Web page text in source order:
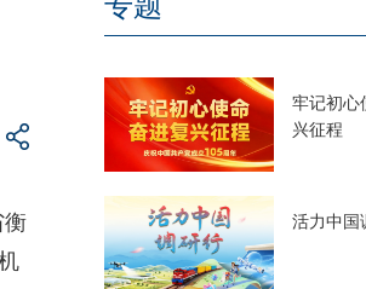
衡
牢记初心
兴征程
活力中国